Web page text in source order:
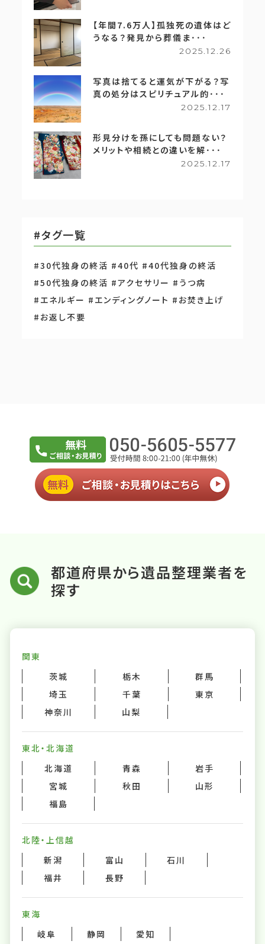
【年間7.6万人】孤独死の遺体はど
うなる？発見から葬儀ま･･･
2025.12.26
写真は捨てると運気が下がる？写
真の処分はスピリチュアル的･･･
2025.12.17
形見分けを孫にしても問題ない？
メリットや相続との違いを解･･･
2025.12.17
#タグ一覧
#30代独身の終活 #40代 #40代独身の終活
#50代独身の終活 #アクセサリー #うつ病
#エネルギー #エンディングノート #お焚き上げ
#お返し不要
都道府県から遺品整理業者を
探す
関東
茨城
栃木
群馬
埼玉
千葉
東京
神奈川
山梨
東北・北海道
北海道
青森
岩手
宮城
秋田
山形
福島
北陸・上信越
新潟
富山
石川
福井
長野
東海
岐阜
静岡
愛知